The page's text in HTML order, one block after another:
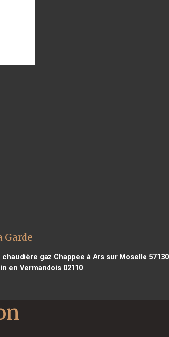
Garde
chaudière gaz Chappee à Ars sur Moselle 57130
en Vermandois 02110